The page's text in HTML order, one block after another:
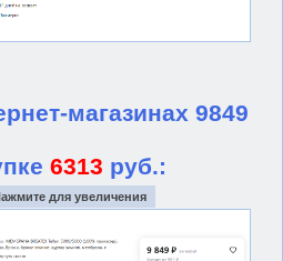
магазинах 9849
6313 руб.:
для увеличения